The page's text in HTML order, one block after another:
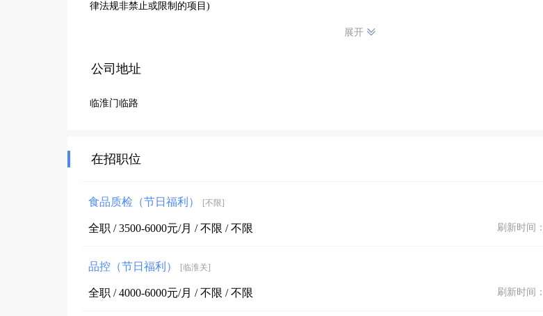
律法规非禁止或限制的项目)
展开
公司地址
临淮门临路
在招职位
食品质检（节日福利） [不限]
全职 / 3500-6000元/月 / 不限 / 不限 刷新时间
品控（节日福利） [临淮关]
全职 / 4000-6000元/月 / 不限 / 不限 刷新时间